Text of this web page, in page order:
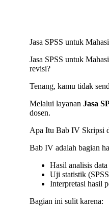
Jasa SPSS untuk
Jasa SPSS untuk
revisi?
Tenang, kamu tidak
Melalui layanan Jasa
dosen.
Apa Itu Bab IV Skripsi
Bab IV adalah bagian
Hasil analisis data
Uji statistik
Interpretasi hasil
Bagian ini sulit karena: